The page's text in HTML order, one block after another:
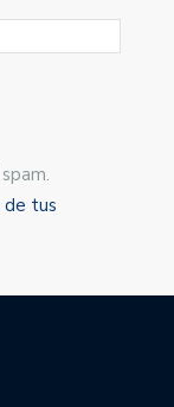
de tus